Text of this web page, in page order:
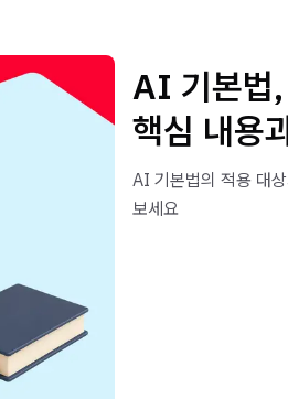
AI 기본법,
핵심 내용
AI 기본법의 적용 대
보세요